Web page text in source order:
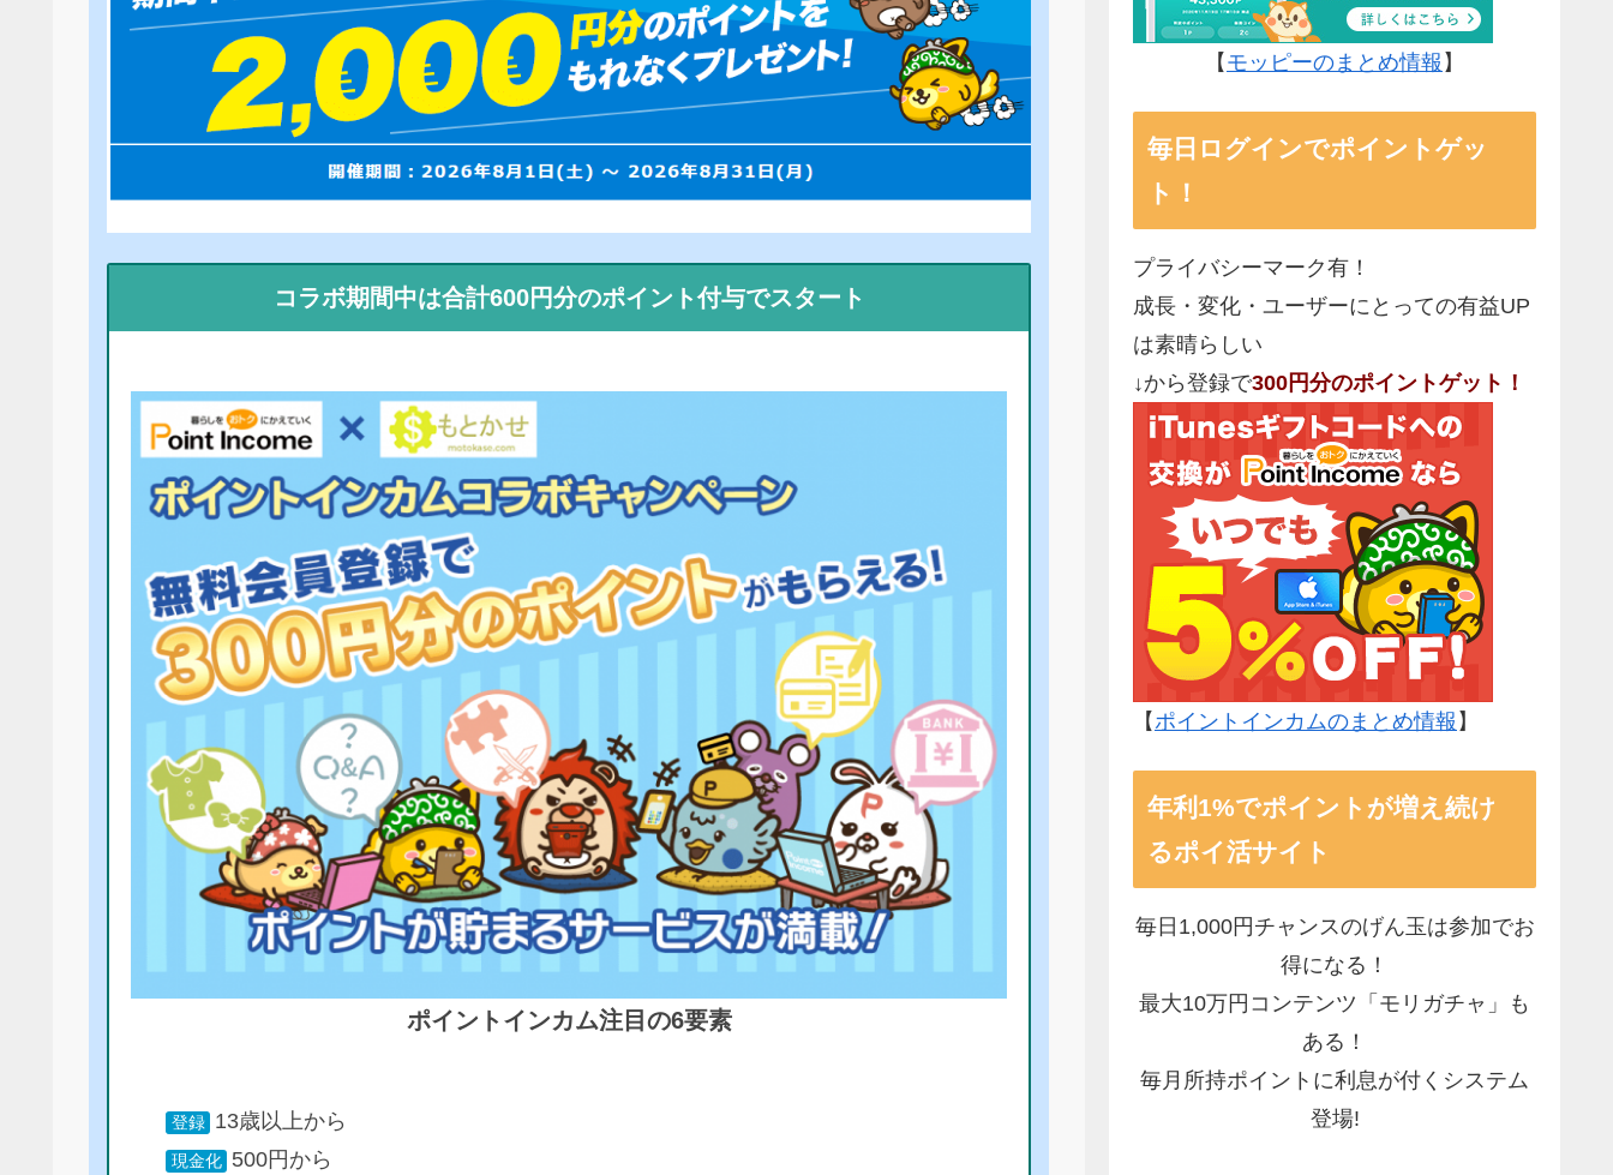
コラボ期間中は合計600円分のポイント付与でスタート
ポイントインカム注目の6要素
登録 13歳以上から
現金化 500円から
【 モッピーのまとめ情報 】
毎日ログインでポイントゲッ
ト！
プライバシーマーク有！
成長・変化・ユーザーにとっての有益UP
は素晴らしい
↓から登録で300円分のポイントゲット！
【 ポイントインカムのまとめ情報 】
年利1%でポイントが増え続け
るポイ活サイト
毎日1,000円チャンスのげん玉は参加でお
得になる！
最大10万円コンテンツ「モリガチャ」も
ある！
毎月所持ポイントに利息が付くシステム
登場!